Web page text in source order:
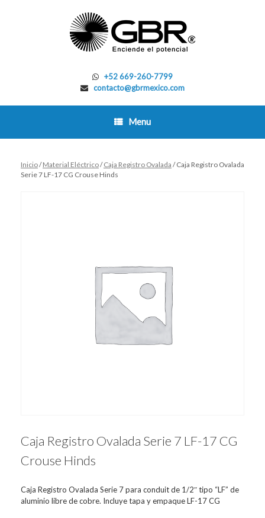
+52 669-260-7799
contacto@gbrmexico.com
Menu
Inicio/Material Eléctrico/Caja Registro Ovalada / Caja Registro Ovalada
Serie 7 LF-17 CG Crouse Hinds
Caja Registro Ovalada Serie 7 LF-17 CG
Crouse Hinds
Caja Registro Ovalada Serie 7 para conduit de 1/2″ tipo “LF” de
aluminio libre de cobre. Incluye tapa y empaque LF-17 CG